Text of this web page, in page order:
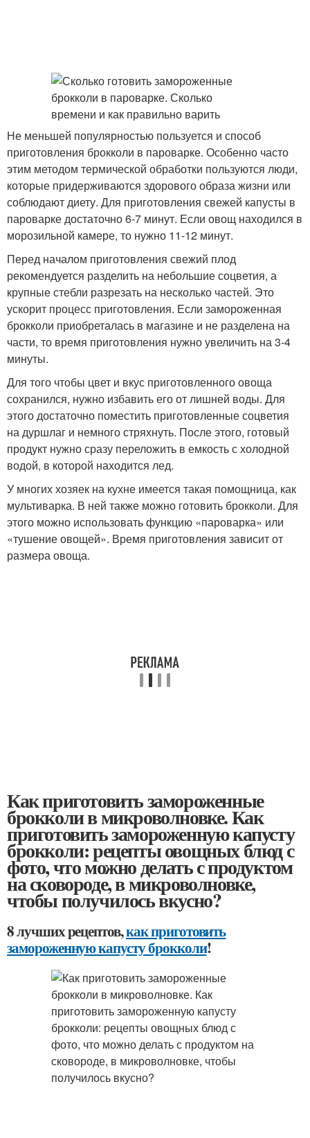
Не меньшей популярностью пользуется и способ
приготовления брокколи в пароварке. Особенно часто
этим методом термической обработки пользуются люди,
которые придерживаются здорового образа жизни или
соблюдают диету. Для приготовления свежей капусты в
пароварке достаточно 6-7 минут. Если овощ находился в
морозильной камере, то нужно 11-12 минут.
Перед началом приготовления свежий плод
рекомендуется разделить на небольшие соцветия, а
крупные стебли разрезать на несколько частей. Это
ускорит процесс приготовления. Если замороженная
брокколи приобреталась в магазине и не разделена на
части, то время приготовления нужно увеличить на 3-4
минуты.
Для того чтобы цвет и вкус приготовленного овоща
сохранился, нужно избавить его от лишней воды. Для
этого достаточно поместить приготовленные соцветия
на дуршлаг и немного стряхнуть. После этого, готовый
продукт нужно сразу переложить в емкость с холодной
водой, в которой находится лед.
У многих хозяек на кухне имеется такая помощница, как
мультиварка. В ней также можно готовить брокколи. Для
этого можно использовать функцию «пароварка» или
«тушение овощей». Время приготовления зависит от
размера овоща.
Как приготовить замороженные
брокколи в микроволновке. Как
приготовить замороженную капусту
брокколи: рецепты овощных блюд с
фото, что можно делать с продуктом
на сковороде, в микроволновке,
чтобы получилось вкусно?
8 лучших рецептов,как приготовить
замороженную капусту брокколи!